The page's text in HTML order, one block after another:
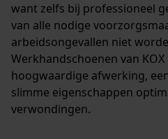
want zelfs bij professioneel
van alle nodige
arbeidsongevallen niet
Werkhandschoenen van
hoogwaardige afwerking,
slimme eigenschappen
verwondingen.
Mouseflow